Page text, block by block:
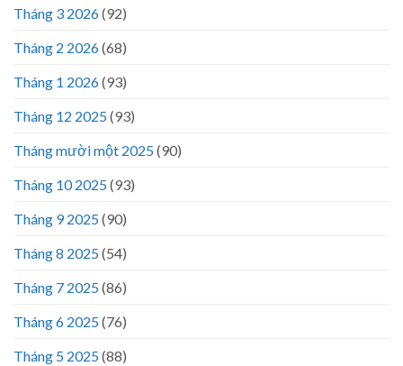
Tháng 3 2026(92)
Tháng 2 2026(68)
Tháng 1 2026(93)
Tháng 12 2025(93)
Tháng mười một 2025(90)
Tháng 10 2025(93)
Tháng 9 2025(90)
Tháng 8 2025(54)
Tháng 7 2025(86)
Tháng 6 2025(76)
Tháng 5 2025(88)